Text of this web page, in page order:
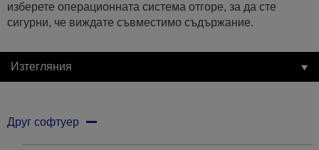
изберете операционната система отгоре, за да сте
сигурни, че виждате съвместимо съдържание.
Изтегляния
Друг софтуер